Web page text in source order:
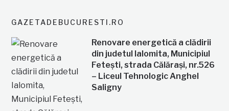
GAZETADEBUCURESTI.RO
Renovare energetică a clădirii
din judetul Ialomita, Municipiul
Fetești, strada Călărași, nr.526
– Liceul Tehnologic Anghel
Saligny